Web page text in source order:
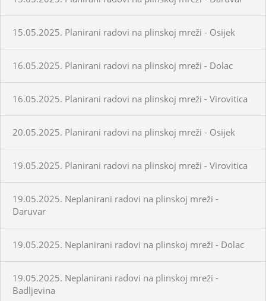
15.05.2025. Planirani radovi na plinskoj mreži - Osijek
16.05.2025. Planirani radovi na plinskoj mreži - Dolac
16.05.2025. Planirani radovi na plinskoj mreži - Virovitica
20.05.2025. Planirani radovi na plinskoj mreži - Osijek
19.05.2025. Planirani radovi na plinskoj mreži - Virovitica
19.05.2025. Neplanirani radovi na plinskoj mreži -
Daruvar
19.05.2025. Neplanirani radovi na plinskoj mreži - Dolac
19.05.2025. Neplanirani radovi na plinskoj mreži -
Badljevina